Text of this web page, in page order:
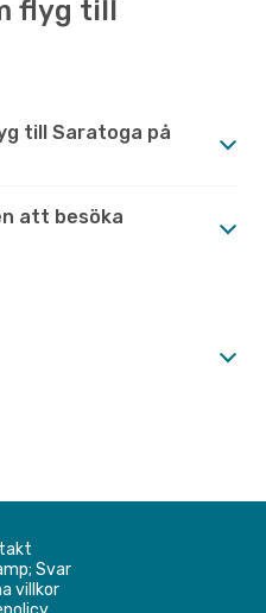
flyg till
till Saratoga på
att besöka
Svar
villkor